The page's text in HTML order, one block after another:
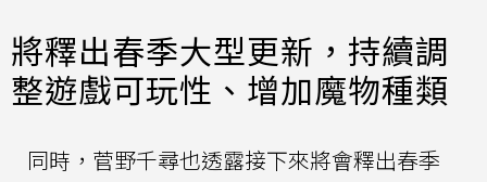
將釋出春季大型更新，持續調
整遊戲可玩性、增加魔物種類
同時，菅野千尋也透露接下來將會釋出春季